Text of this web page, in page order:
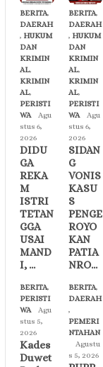
BERITA,
DAERAH
, HUKUM
DAN
KRIMIN
AL,
KRIMIN
AL,
PERISTI
WA
Agu
stus 6,
2026
DIDU
GA
REKA
M
ISTRI
TETAN
GGA
USAI
MAND
I, …
BERITA,
DAERAH
, HUKUM
DAN
KRIMIN
AL,
KRIMIN
AL,
PERISTI
WA
Agu
stus 6,
2026
SIDAN
G
VONIS
KASU
S
PENGE
ROYO
KAN
PATIA
NRO…
BERITA,
PERISTI
WA
Agu
stus 5,
2026
Kades
Duwet
BERITA,
DAERAH
,
PEMERI
NTAHAN
Agustu
s 5, 2026